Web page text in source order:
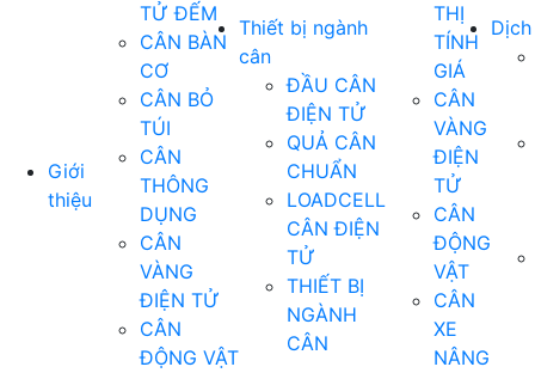
Giới
thiệu
TỬ ĐẾM
CÂN BÀN
CƠ
CÂN BỎ
TÚI
CÂN
THÔNG
DỤNG
CÂN
VÀNG
ĐIỆN TỬ
CÂN
ĐỘNG VẬT
Thiết bị ngành
cân
ĐẦU CÂN
ĐIỆN TỬ
QUẢ CÂN
CHUẨN
LOADCELL
CÂN ĐIỆN
TỬ
THIẾT BỊ
NGÀNH
CÂN
THỊ
TÍNH
GIÁ
CÂN
VÀNG
ĐIỆN
TỬ
CÂN
ĐỘNG
VẬT
CÂN
XE
NÂNG